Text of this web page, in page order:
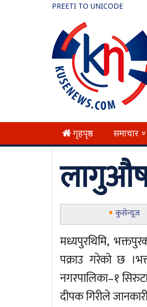
PREETI TO UNICODE
गृहपृष्ठ समाचार
कुसेन्यूज
मध्यपुरथिमि,
पक्राउ गरेको छ
नगरपालिका–१
दीपक गिरीले